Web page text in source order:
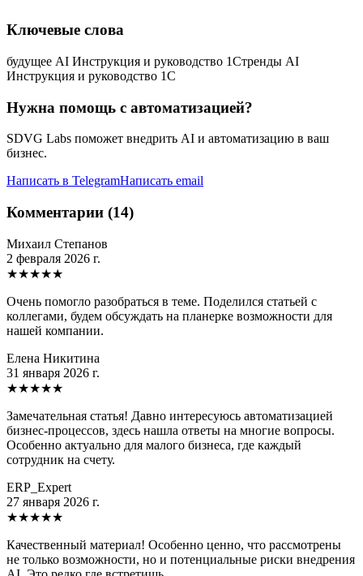
Ключевые слова
будущее AI Инструкция и руководство 1Cтренды AI
Инструкция и руководство 1C
Нужна помощь с автоматизацией?
SDVG Labs поможет внедрить AI и автоматизацию в ваш
бизнес.
Написать в TelegramНаписать email
Комментарии (14)
Михаил Степанов
2 февраля 2026 г.
★★★★★
Очень помогло разобраться в теме. Поделился статьей с
коллегами, будем обсуждать на планерке возможности для
нашей компании.
Елена Никитина
31 января 2026 г.
★★★★★
Замечательная статья! Давно интересуюсь автоматизацией
бизнес-процессов, здесь нашла ответы на многие вопросы.
Особенно актуально для малого бизнеса, где каждый
сотрудник на счету.
ERP_Expert
27 января 2026 г.
★★★★★
Качественный материал! Особенно ценно, что рассмотрены
не только возможности, но и потенциальные риски внедрения